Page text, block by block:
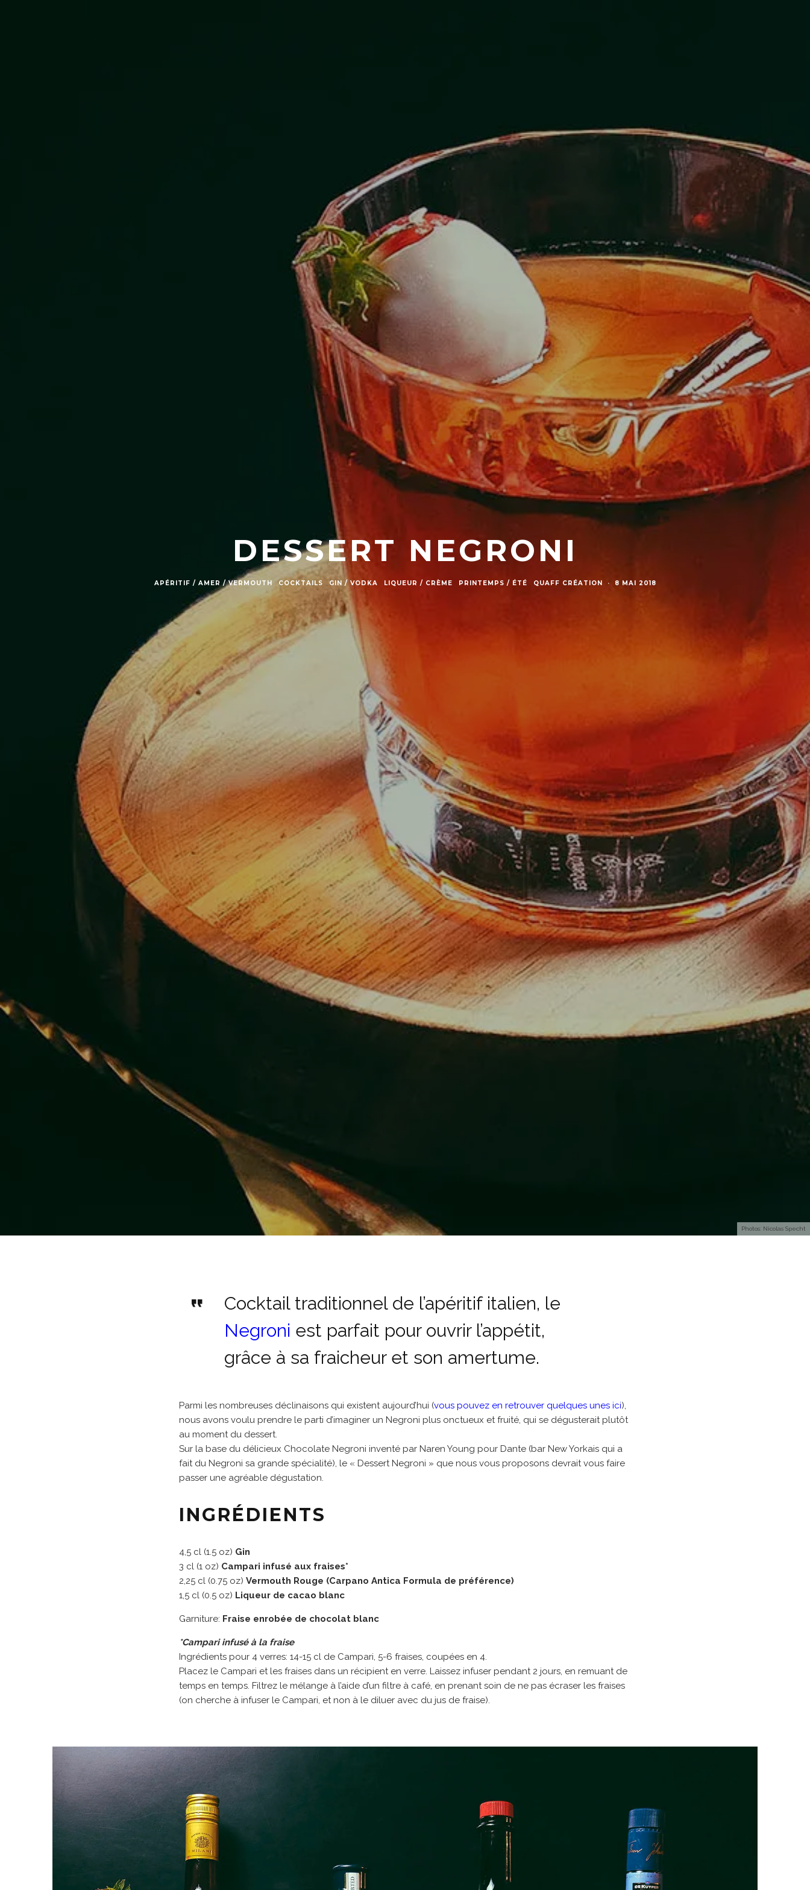
Photos: Nicolas Specht
DESSERT NEGRONI
APÉRITIF / AMER / VERMOUTH COCKTAILS GIN / VODKA LIQUEUR / CRÈME PRINTEMPS / ÉTÉ QUAFF CRÉATION · 8 MAI 2018
Cocktail traditionnel de l’apéritif italien, le
Negroni est parfait pour ouvrir l’appétit,
grâce à sa fraicheur et son amertume.
Parmi les nombreuses déclinaisons qui existent aujourd’hui (vous pouvez en retrouver quelques unes ici),
nous avons voulu prendre le parti d’imaginer un Negroni plus onctueux et fruité, qui se dégusterait plutôt
au moment du dessert.
Sur la base du délicieux Chocolate Negroni inventé par Naren Young pour Dante (bar New Yorkais qui a
fait du Negroni sa grande spécialité), le « Dessert Negroni » que nous vous proposons devrait vous faire
passer une agréable dégustation.
INGRÉDIENTS
4,5 cl (1.5 oz) Gin
3 cl (1 oz) Campari infusé aux fraises*
2,25 cl (0.75 oz) Vermouth Rouge (Carpano Antica Formula de préférence)
1,5 cl (0.5 oz) Liqueur de cacao blanc
Garniture: Fraise enrobée de chocolat blanc
*Campari infusé à la fraise
Ingrédients pour 4 verres: 14-15 cl de Campari, 5-6 fraises, coupées en 4.
Placez le Campari et les fraises dans un récipient en verre. Laissez infuser pendant 2 jours, en remuant de
temps en temps. Filtrez le mélange à l’aide d’un filtre à café, en prenant soin de ne pas écraser les fraises
(on cherche à infuser le Campari, et non à le diluer avec du jus de fraise).